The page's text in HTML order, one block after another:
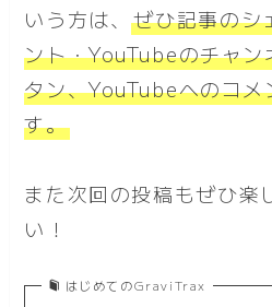
いう方は、ぜひ記事のシ
ント・YouTubeのチャ
タン、YouTubeへのコメ
す。
また次回の投稿もぜひ楽
い！
はじめてのGraviTrax